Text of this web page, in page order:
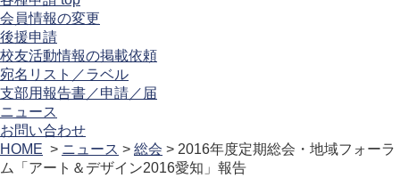
会員情報の変更
後援申請
校友活動情報の掲載依頼
宛名リスト／ラベル
支部用報告書／申請／届
ニュース
お問い合わせ
HOME > ニュース > 総会 > 2016年度定期総会・地域フォーラ
ム「アート＆デザイン2016愛知」報告